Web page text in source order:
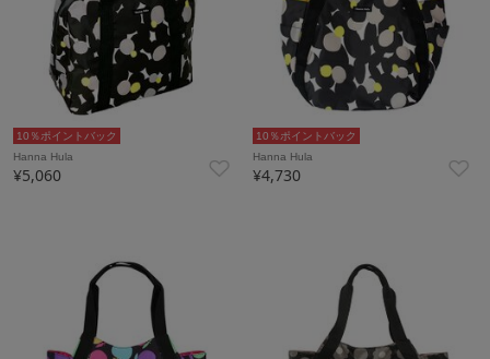
10％ポイントバック
Hanna Hula
¥5,060
10％ポイントバック
Hanna Hula
¥4,730